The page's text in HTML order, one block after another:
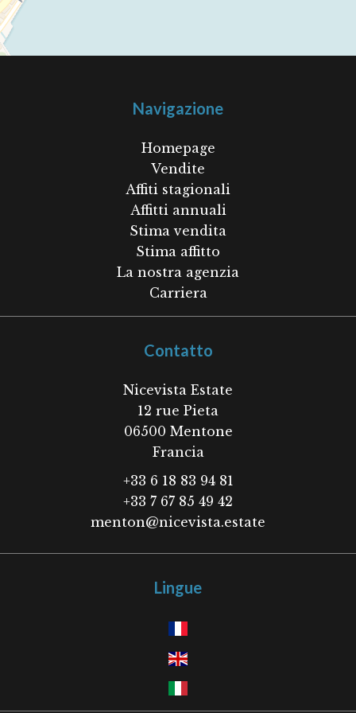
Navigazione
Homepage
Vendite
Affiti stagionali
Affitti annuali
Stima vendita
Stima affitto
La nostra agenzia
Carriera
Contatto
Nicevista Estate
12 rue Pieta
06500 Mentone
Francia
+33 6 18 83 94 81
+33 7 67 85 49 42
menton@nicevista.estate
Lingue